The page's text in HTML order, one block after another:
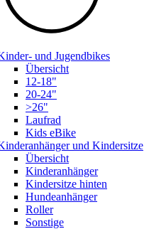
und Jugendbikes
Übersicht
12-18"
20-24"
>26"
Laufrad
Kids eBike
und Kindersitze
Übersicht
Kinderanhänger
Kindersitze hinten
Hundeanhänger
Roller
Sonstige